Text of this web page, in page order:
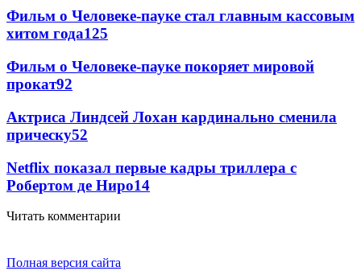
Фильм о Человеке-пауке стал главным кассовым
хитом года125
Фильм о Человеке-пауке покоряет мировой
прокат92
Актриса Линдсей Лохан кардинально сменила
прическу52
Netflix показал первые кадры триллера с
Робертом де Ниро14
Читать комментарии
Полная версия сайта